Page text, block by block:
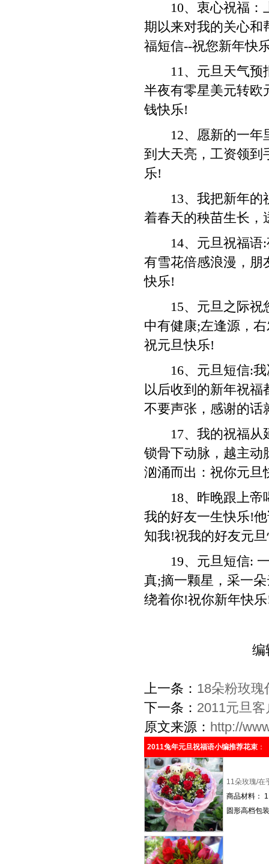
10、衷心祝福：上
期以来对我的关心和
福短信--祝您新年快
11、元旦天气预报
半夜有零星美元转欧
钱快乐!
12、愿新的一年里
到大天亮，工资领到
乐!
13、我把新年的祝
着春天的秧苗生长，
14、元旦祝福语:
有雪花倍感浪漫，朋
快乐!
15、元旦之际祝您
中有健康;左逢源，
祝元旦快乐!
16、元旦短信:我
以后收到的新年祝
不要声张，感谢的话
17、我的祝福从延
锁骨下动脉，越主动
汹涌而出：祝你元旦
18、昨晚跟上帝喝
我的好友一生快乐!
知我!祝我的好友元
19、元旦短信: 一
真;摘一颗星，采一
绕着你!祝你新年快
编
上一条： 18朵粉玫瑰
下一条： 2011元旦
原文来源： http://
2011兔年元旦祝福语小编推荐花束 ：
11朵玫瑰/在
商品材料：
圆形高档包